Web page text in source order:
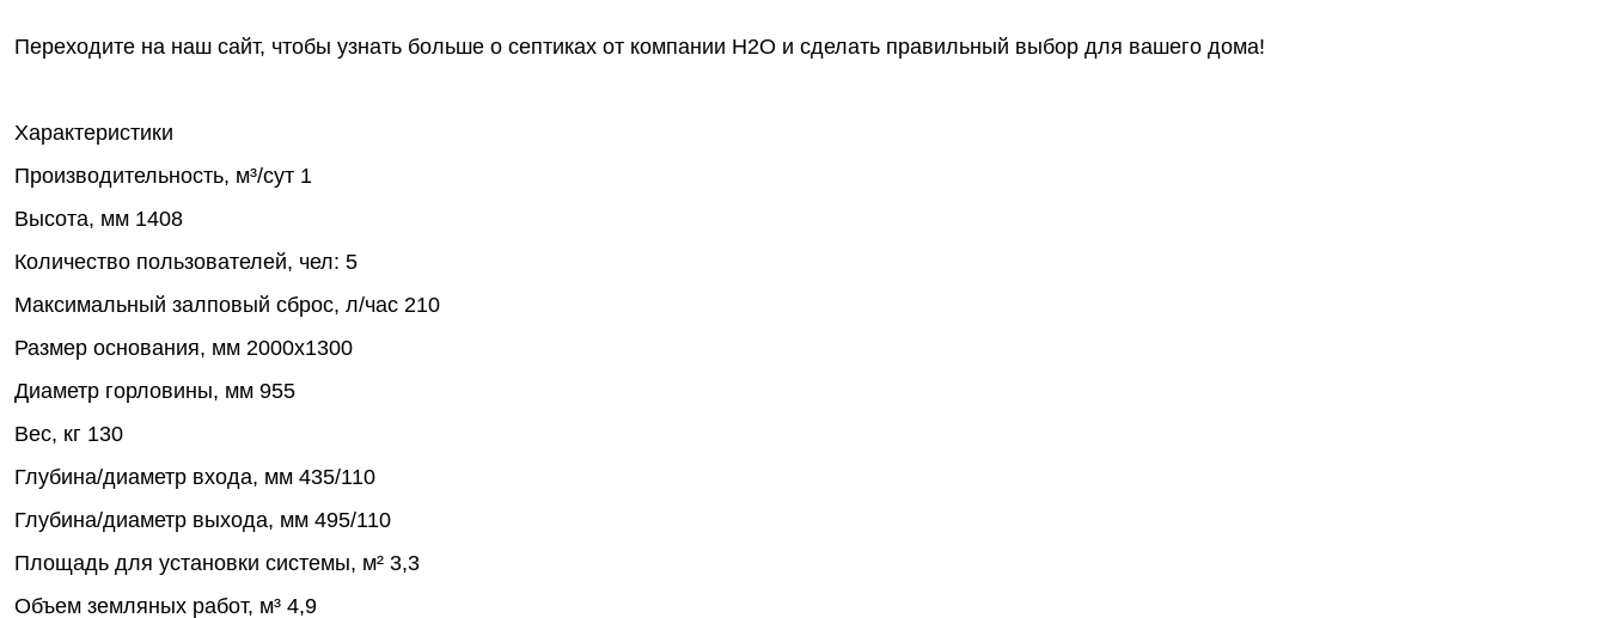
Переходите на наш сайт, чтобы узнать больше о септиках от компании Н2О и сделать правильный выбор для вашего дома!
Характеристики
Производительность, м³/сут 1
Высота, мм 1408
Количество пользователей, чел: 5
Максимальный залповый сброс, л/час 210
Размер основания, мм 2000х1300
Диаметр горловины, мм 955
Вес, кг 130
Глубина/диаметр входа, мм 435/110
Глубина/диаметр выхода, мм 495/110
Площадь для установки системы, м² 3,3
Объем земляных работ, м³ 4,9